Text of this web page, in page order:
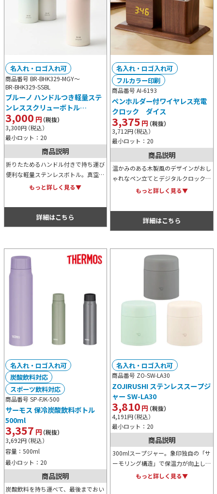
商品番号 BR-BHK329-MGY～
BR-BHK329-SSBL
ブルーノ ハンドルつき軽量ステ
ンレススクリューボトル
medium
3,000 円（税抜）
3,300円（税込）
最小ロット：20
名入れ・ロゴ入れ可
商品説明
折りたためるハンドル付きで持ち運び
便利な軽量ステンレスボトル。真空二
重構造で保温保冷に優れ、毎日の通勤
もっと詳しく見る▼
詳細はこちら
商品番号 AI-6193
ペンホルダー付ワイヤレス充電
クロック ダイス
3,375円（税抜）
3,712円（税込）
最小ロット：20
名入れ・ロゴ入れ可
フルカラー印刷
商品説明
温かみのある木製風のデザインがおし
ゃれなペン立てとデジタルクロック。
デジタルクロックの上部ではスマホの
もっと詳しく見る▼
詳細はこちら
商品番号 SP-FJK-500
サーモス 保冷炭酸飲料ボトル
500ml
3,357 円（税抜）
3,692円（税込）
容量：500ml
最小ロット：20
名入れ・ロゴ入れ可
炭酸飲料対応
スポーツ飲料対応
商品説明
炭酸飲料を持ち運べて、最後までおい
商品番号 ZO-SW-LA30
ZOJIRUSHI ステンレススープジ
ャー SW-LA30
3,810円（税抜）
4,191円（税込）
最小ロット：20
名入れ・ロゴ入れ可
商品説明
300mlスープジャー。象印独自の「サ
ーモリング構造」で保温力が向上し、
温かさが持続。パッキン一体型の「シ
もっと詳しく見る▼